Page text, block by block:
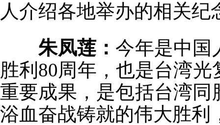
人介绍各地举办的相关纪
朱凤莲： 今年是中国
胜利80周年，也是台湾
重要成果，是包括台湾
浴血奋战铸就的伟大胜利